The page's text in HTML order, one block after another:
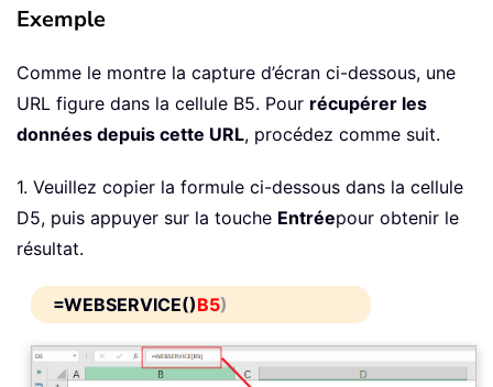
Exemple
Comme le montre la capture d’écran ci-dessous, une
URL figure dans la cellule B5. Pour récupérer les
données depuis cette URL, procédez comme suit.
1. Veuillez copier la formule ci-dessous dans la cellule
D5, puis appuyer sur la touche Entréepour obtenir le
résultat.
=WEBSERVICE()B5)